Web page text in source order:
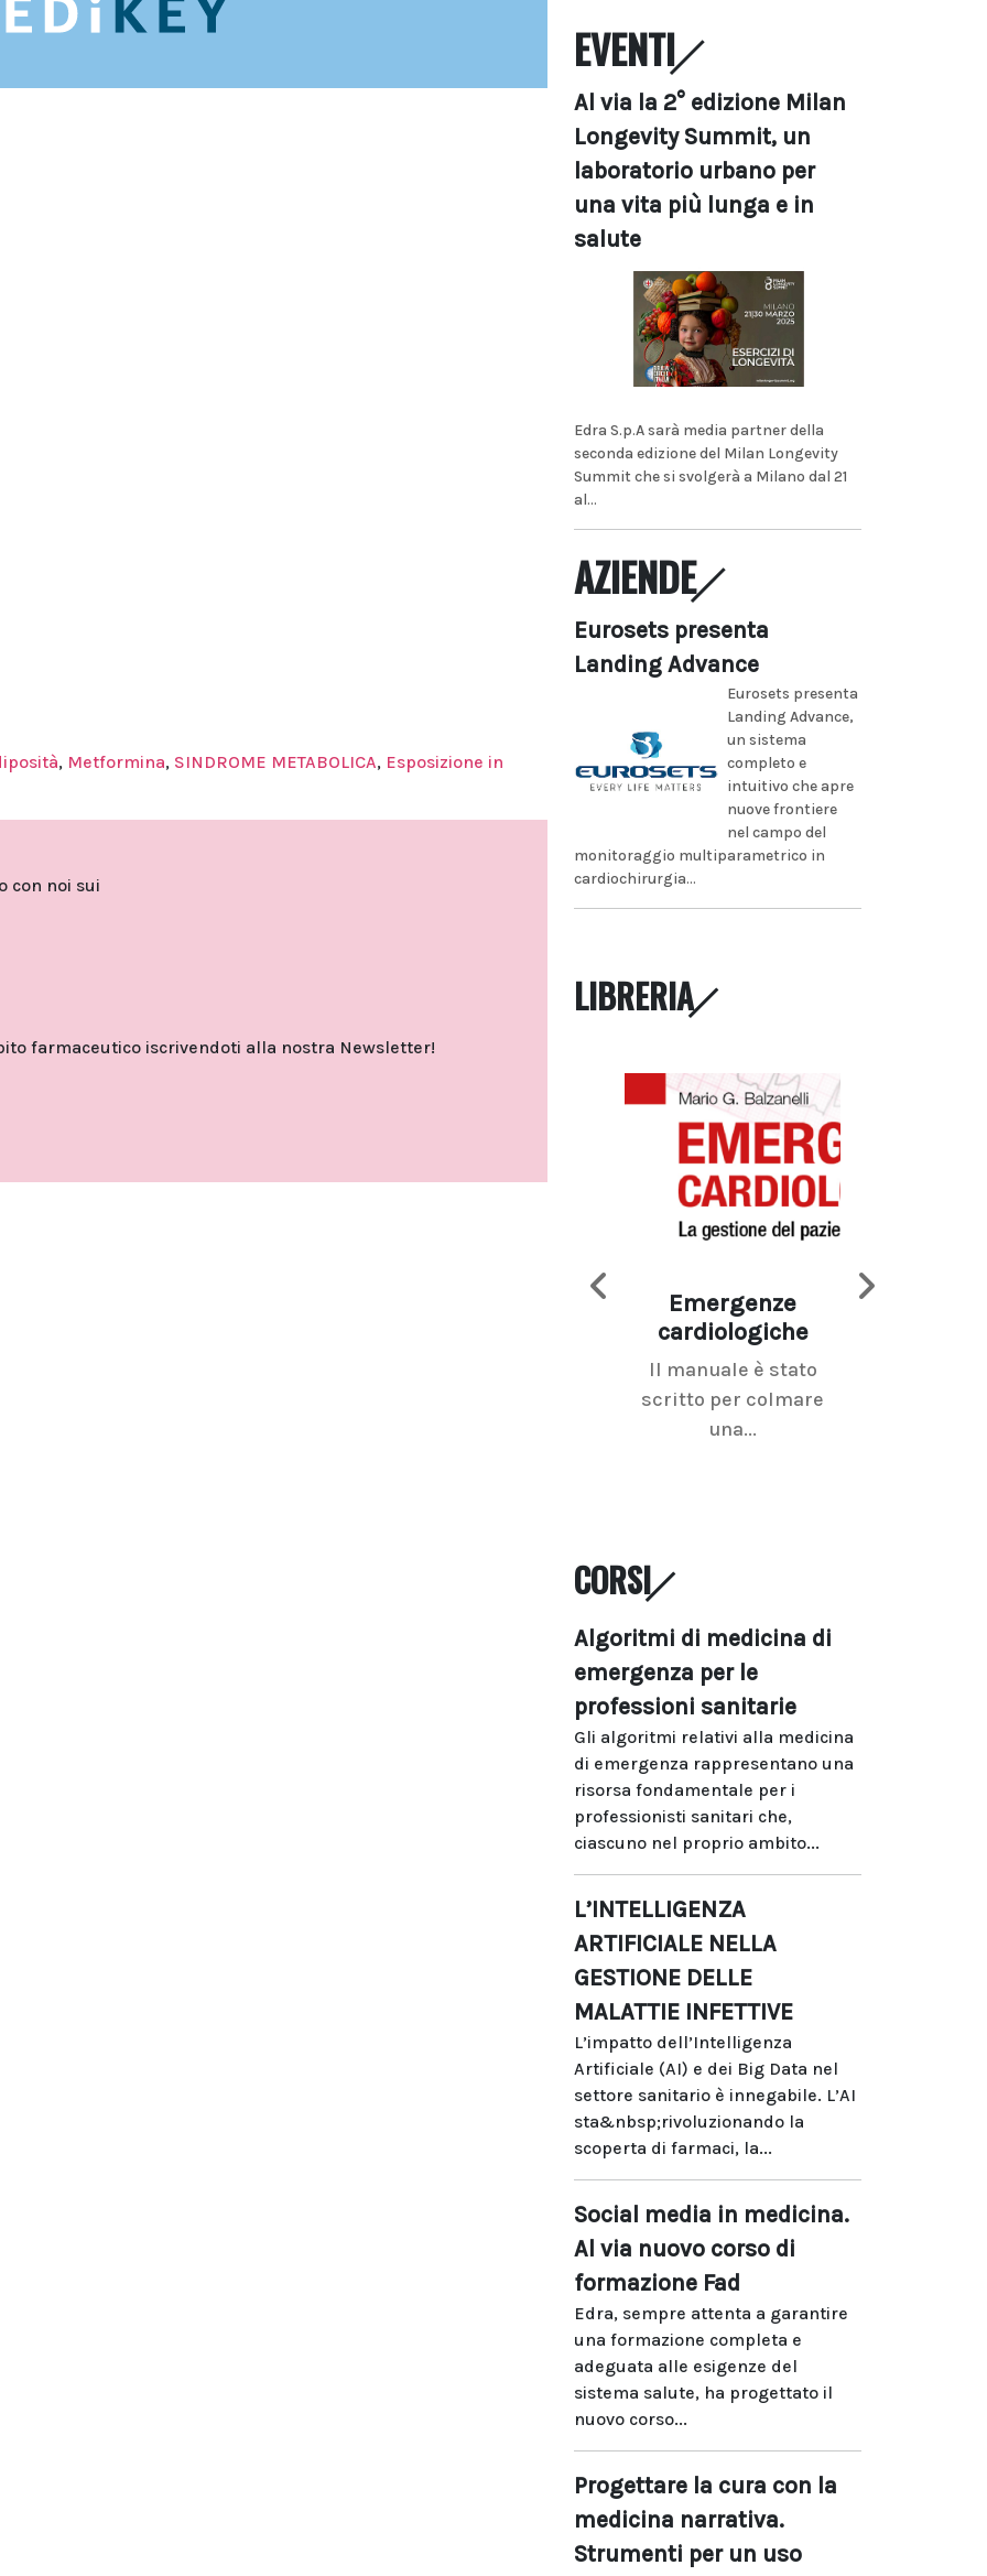
, Metformina, SINDROME METABOLICA, Esposizione in
con noi sui
farmaceutico iscrivendoti alla nostra Newsletter!
EVENTI
Al via la 2° edizione Milan
Longevity Summit, un
laboratorio urbano per
una vita più lunga e in
salute
Edra S.p.A sarà media partner della
seconda edizione del Milan Longevity
Summit che si svolgerà a Milano dal 21
al...
AZIENDE
Eurosets presenta
Landing Advance
Eurosets presenta
Landing Advance,
un sistema
completo e
intuitivo che apre
nuove frontiere
nel campo del
monitoraggio multiparametrico in
cardiochirurgia...
LIBRERIA
Emergenze
cardiologiche
Il manuale è stato
scritto per colmare
una...
CORSI
Algoritmi di medicina di
emergenza per le
professioni sanitarie
Gli algoritmi relativi alla medicina
di emergenza rappresentano una
risorsa fondamentale per i
professionisti sanitari che,
ciascuno nel proprio ambito...
L’INTELLIGENZA
ARTIFICIALE NELLA
GESTIONE DELLE
MALATTIE INFETTIVE
L’impatto dell’Intelligenza
Artificiale (AI) e dei Big Data nel
settore sanitario è innegabile. L’AI
sta&nbsp;rivoluzionando la
scoperta di farmaci, la...
Social media in medicina.
Al via nuovo corso di
formazione Fad
Edra, sempre attenta a garantire
una formazione completa e
adeguata alle esigenze del
sistema salute, ha progettato il
nuovo corso...
Progettare la cura con la
medicina narrativa.
Strumenti per un uso